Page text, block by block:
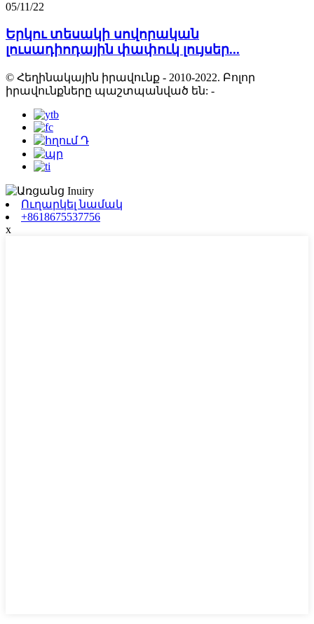
05/11/22
Երկու տեսակի սովորական
լուսադիոդային փափուկ լույսեր...
© Հեղինակային իրավունք - 2010-2022. Բոլոր
իրավունքները պաշտպանված են: -
Ուղարկել նամակ
+8618675537756
x